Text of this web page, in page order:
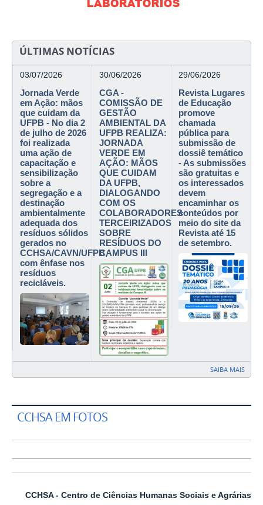
ÚLTIMAS NOTÍCIAS
03/07/2026
Jornada Verde
em Ação: mãos
que cuidam da
UFPB - No dia 2
de julho de 2026
foi realizada
uma ação de
capacitação e
sensibilização
sobre a
segregação e a
destinação
ambientalmente
adequada dos
resíduos sólidos
gerados no
CCHSA/CAVN/UFPB,
com ênfase nos
resíduos
recicláveis.
30/06/2026
CGA -
COMISSÃO DE
GESTÃO
AMBIENTAL DA
UFPB REALIZA:
JORNADA
VERDE EM
AÇÃO: MÃOS
QUE CUIDAM
DA UFPB,
DIALOGANDO
COM OS
COLABORADORES
TERCEIRIZADOS
SOBRE
RESÍDUOS DO
CAMPUS III
29/06/2026
Revista Lugares
de Educação
promove
chamada
pública para
submissão de
dossiê temático
- As submissões
são gratuitas e
os interessados
devem
encaminhar os
conteúdos por
meio do site da
Revista até 15
de setembro.
SAIBA MAIS
CCHSA EM FOTOS
CCHSA - Centro de Ciências Humanas Sociais e Agrárias